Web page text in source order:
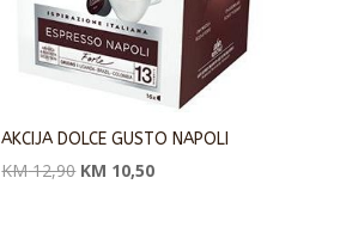
AKCIJA DOLCE GUSTO NAPOLI
KM12,90 Originalna
KM 10,50Trenutna